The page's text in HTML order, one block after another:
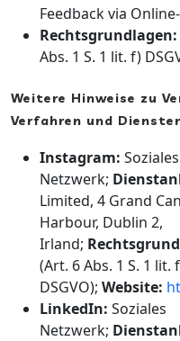
Feedback via
Rechtsgrundlagen:
Abs. 1 S. 1 lit. f)
Weitere Hinweise zu
Verfahren und
Instagram: Soziales
Netzwerk;
Limited, 4 Grand
Harbour, Dublin 2,
Irland;
(Art. 6 Abs. 1 S. 1 lit.
DSGVO); Website:
LinkedIn: Soziales
Netzwerk;